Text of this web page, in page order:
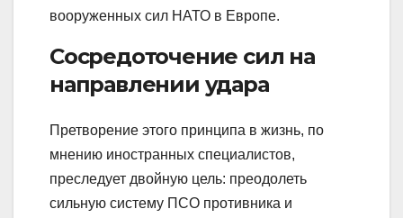
вооруженных сил НАТО в Европе.
Сосредоточение сил на
направлении удара
Претворение этого принципа в жизнь, по
мнению иностранных специалистов,
преследует двойную цель: преодолеть
сильную систему ПСО противника и